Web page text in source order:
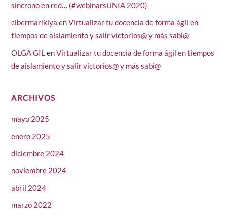
síncrono en red… (#webinarsUNIA 2020)
cibermarikiya enVirtualizar tu docencia de forma ágil en
tiempos de aislamiento y salir victorios@ y más sabi@
OLGA GILenVirtualizar tu docencia de forma ágil en tiempos
de aislamiento y salir victorios@ y más sabi@
ARCHIVOS
mayo 2025
enero 2025
diciembre 2024
noviembre 2024
abril 2024
marzo 2022